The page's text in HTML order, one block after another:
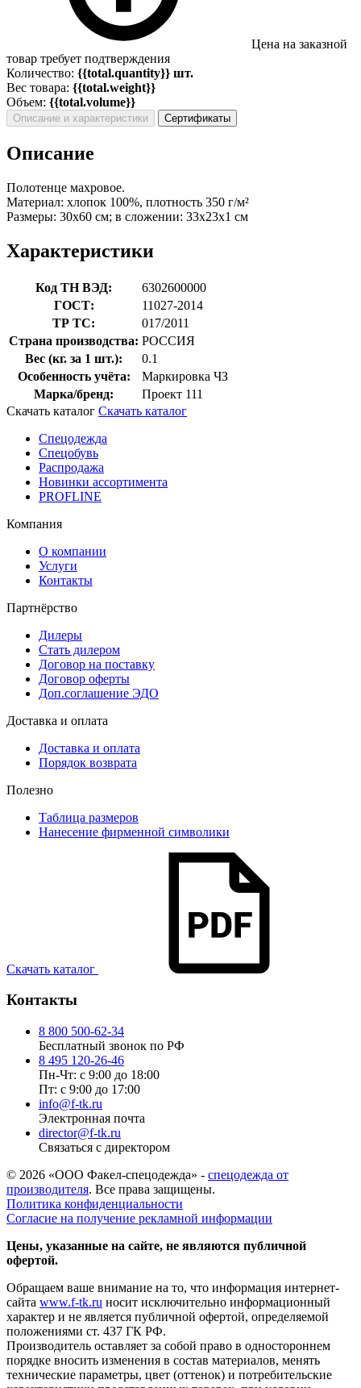
Цена на заказной
товар требует подтверждения
Количество: {{total.quantity}} шт.
Вес товара: {{total.weight}}
Объем: {{total.volume}}
Описание и характеристики Сертификаты
Описание
Полотенце махровое.
Материал: хлопок 100%, плотность 350 г/м²
Размеры: 30х60 см; в сложении: 33х23х1 см
Характеристики
Код ТН ВЭД:
6302600000
ГОСТ:
11027-2014
ТР ТС:
017/2011
Страна производства: РОССИЯ
Вес (кг. за 1 шт.):
0.1
Особенность учёта:
Маркировка ЧЗ
Марка/бренд:
Проект 111
Скачать каталог Скачать каталог
Спецодежда
Спецобувь
Распродажа
Новинки ассортимента
PROFLINE
Компания
О компании
Услуги
Контакты
Партнёрство
Дилеры
Стать дилером
Договор на поставку
Договор оферты
Доп.соглашение ЭДО
Доставка и оплата
Доставка и оплата
Порядок возврата
Полезно
Таблица размеров
Нанесение фирменной символики
Скачать каталог
Контакты
8 800 500-62-34
Бесплатный звонок по РФ
8 495 120-26-46
Пн-Чт: с 9:00 до 18:00
Пт: с 9:00 до 17:00
info@f-tk.ru
Электронная почта
director@f-tk.ru
Связаться с директором
© 2026 «ООО Факел-спецодежда» - спецодежда от
производителя. Все права защищены.
Политика конфиденциальности
Согласие на получение рекламной информации
Цены, указанные на сайте, не являются публичной
офертой.
Обращаем ваше внимание на то, что информация интернет-
сайта www.f-tk.ru носит исключительно информационный
характер и не является публичной офертой, определяемой
положениями ст. 437 ГК РФ.
Производитель оставляет за собой право в одностороннем
порядке вносить изменения в состав материалов, менять
технические параметры, цвет (оттенок) и потребительские